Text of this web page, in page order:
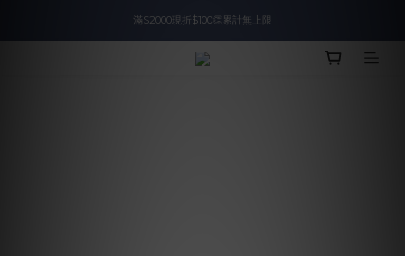
入會即領$888購物金🙌
滿$2000現折$100👏累計無上限
入會即領$888購物金🙌